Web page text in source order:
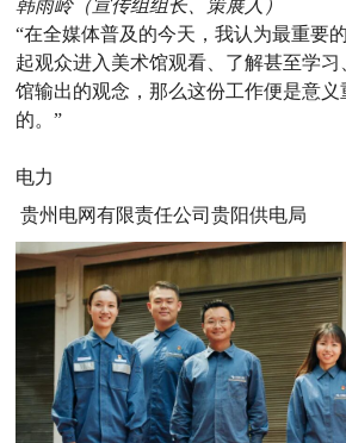
韩雨岭（宣传组组长、策展人）
“在全媒体普及的今天，我认为最重要
起观众进入美术馆观看、了解甚至学
馆输出的观念，那么这份工作便是意
的。”
电力
贵州电网有限责任公司贵阳供电局